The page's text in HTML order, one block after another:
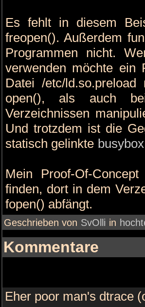
Es fehlt in diesem
freopen(). Außerdem
Programmen nicht.
verwenden möchte
Datei /etc/
open(), als auch
Verzeichnissen
Und trotzdem ist die
statisch gelinkte busybox
Mein Proof-Of-
finden, dort in dem
fopen() abfängt.
Geschrieben von SvOlli in
Kommentare
Eher poor man's dtrace